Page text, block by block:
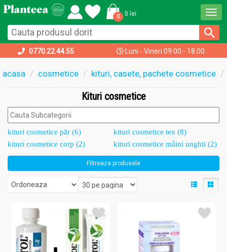
0 0 lei
0770.22.44.55 Luni - Vineri 09:00 - 18:00
acasa cosmetice kituri, casete, pachete cosmetice
Kituri cosmetice
kituri cosmetice păr (6)
kituri cosmetice ten (8)
kituri cosmetice corp (2)
kituri cosmetice mâini unghii (2)
Filtreaza produsele